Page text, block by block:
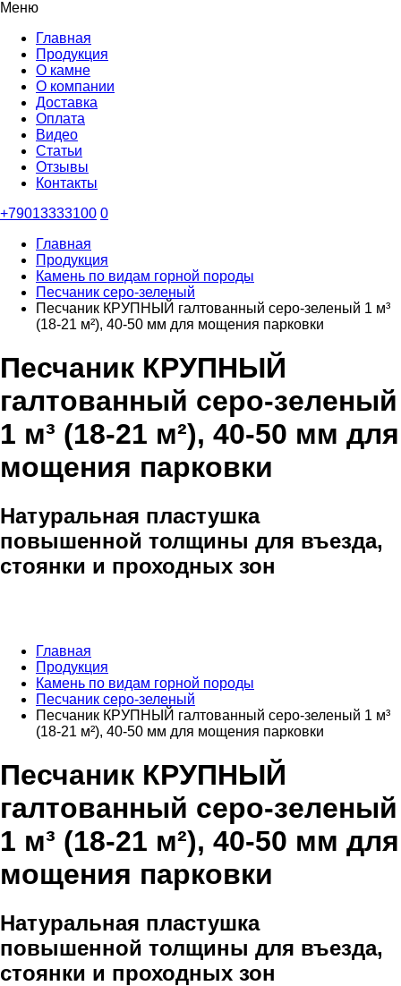
Меню
Главная
Продукция
О камне
О компании
Доставка
Оплата
Видео
Статьи
Отзывы
Контакты
+79013333100 0
Главная
Продукция
Камень по видам горной породы
Песчаник серо-зеленый
Песчаник КРУПНЫЙ галтованный серо-зеленый 1 м³
(18-21 м²), 40-50 мм для мощения парковки
Песчаник КРУПНЫЙ
галтованный серо-зеленый
1 м³ (18-21 м²), 40-50 мм для
мощения парковки
Натуральная пластушка
повышенной толщины для въезда,
стоянки и проходных зон
Главная
Продукция
Камень по видам горной породы
Песчаник серо-зеленый
Песчаник КРУПНЫЙ галтованный серо-зеленый 1 м³
(18-21 м²), 40-50 мм для мощения парковки
Песчаник КРУПНЫЙ
галтованный серо-зеленый
1 м³ (18-21 м²), 40-50 мм для
мощения парковки
Натуральная пластушка
повышенной толщины для въезда,
стоянки и проходных зон